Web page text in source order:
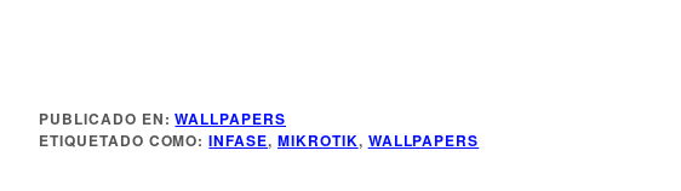
Más Información
PUBLICADO EN:WALLPAPERS
ETIQUETADO COMO:INFASE,MIKROTIK, WALLPAPERS